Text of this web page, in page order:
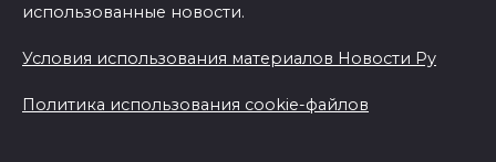
использованные новости.
Условия использования материалов Новости Ру
Политика использования cookie-файлов